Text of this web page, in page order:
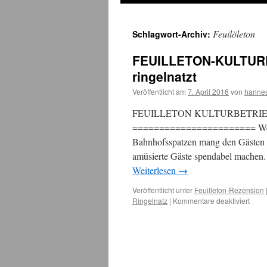
Schlagwort-Archiv: Feuilöleton
FEUILLETON-
ringelnatzt
Veröffentlicht am 7. April 2016 von
FEUILLETON
=======================
Bahnhofsspatzen mang den
amüsierte Gäste spendabel
Weiterlesen →
Veröffentlicht unter Feuilleton-Rezension |
Ringelnatz | Kommentare deaktiviertfür